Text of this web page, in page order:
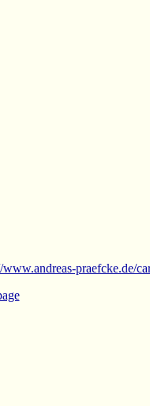
www.andreas-praefcke.de/